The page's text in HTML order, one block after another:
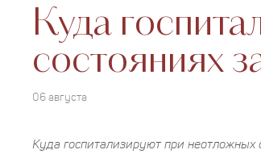
Куда
состояниях
06 августа
Куда госпитализируют при